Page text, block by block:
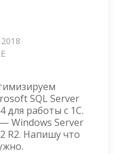
ДЛЯ
РАБОТЫ
С
1С
—
SQL Server
для работы с 1С.
Windows Server
R2. Напишу что